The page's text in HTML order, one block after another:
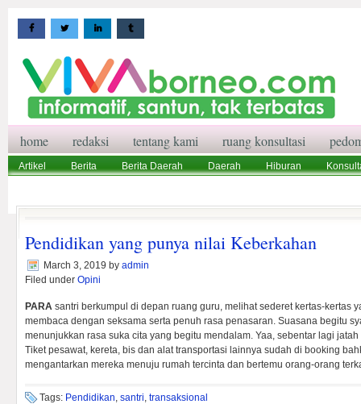
home redaksi tentang kami ruang konsultasi
Artikel Berita Berita Daerah Daerah Hiburan
Pendidikan yang punya nilai Keberkahan
March 3, 2019 by admin
Filed under Opini
PARA santri berkumpul di depan ruang guru, melihat sederet kertas-kertas
membaca dengan seksama serta penuh rasa penasaran. Suasana begitu
menunjukkan rasa suka cita yang begitu mendalam. Yaa, sebentar lagi
Tiket pesawat, kereta, bis dan alat transportasi lainnya sudah di booking
mengantarkan mereka menuju rumah tercinta dan bertemu orang-orang
Tags: Pendidikan, santri, transaksional